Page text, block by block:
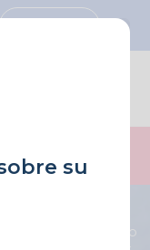
para
tu certificado
su